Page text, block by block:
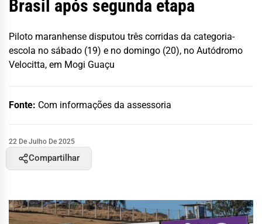
Brasil após segunda etapa
Piloto maranhense disputou três corridas da categoria-
escola no sábado (19) e no domingo (20), no Autódromo
Velocitta, em Mogi Guaçu
Fonte: Com informações da assessoria
22 De Julho De 2025
Compartilhar